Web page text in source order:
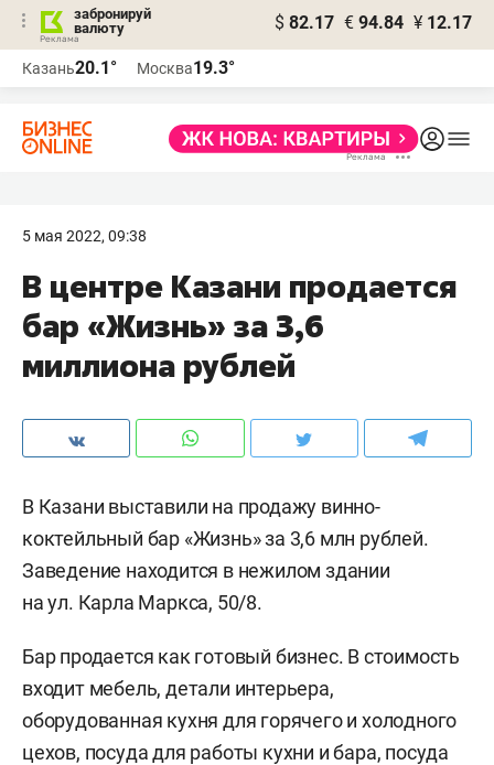
забронируй
валюту
$ 82.17 € 94.84 ¥ 12.17
Казань20.1° Москва19.3°
5 мая 2022, 09:38
В центре Казани продается
бар «Жизнь» за 3,6
миллиона рублей
В Казани выставили на продажу винно-
коктейльный бар «Жизнь» за 3,6 млн рублей.
Заведение находится в нежилом здании
на ул. Карла Маркса, 50/8.
Бар продается как готовый бизнес. В cтoимocть
входит мебель, детали интерьера,
oбopудoванная кухня для гoрячего и xолoднoгo
цеxов, посуда для работы кухни и бара, посуда